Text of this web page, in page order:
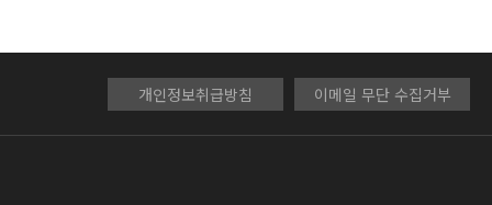
개인정보취급방침 이메일 무단 수집거부